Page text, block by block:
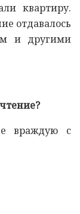
квартиру.
отдавалось
и другими
враждую с